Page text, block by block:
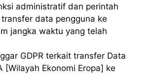
administratif dan perintah
data pengguna ke
jangka waktu yang telah
GDPR terkait transfer Data
[Wilayah Ekonomi Eropa] ke